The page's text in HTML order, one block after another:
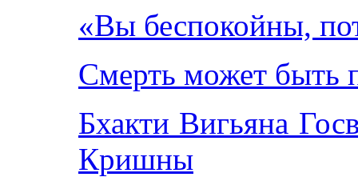
«Вы беспокойны,
Смерть может быть
Бхакти Вигьяна
Кришны